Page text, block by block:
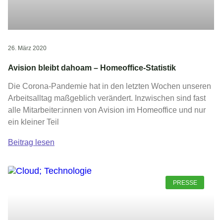
Avision bleibt dahoam – Homeoffice-Statistik
Die Corona-Pandemie hat in den letzten Wochen unseren
Arbeitsalltag maßgeblich verändert. Inzwischen sind fast
alle Mitarbeiter:innen von Avision im Homeoffice und nur
ein kleiner Teil
Beitrag lesen
26. März 2020
PRESSE